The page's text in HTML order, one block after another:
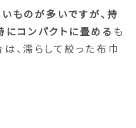
ものが多いですが、持
にコンパクトに畳める も
、濡らして絞った布巾